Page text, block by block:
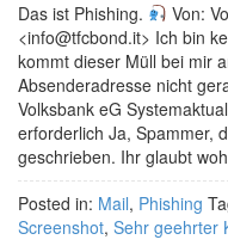
Das ist Phishing.
Von:
<info@tfcbond.it> Ich bin
kommt dieser Müll bei mir
Absenderadresse nicht
Volksbank eG
erforderlich Ja, Spammer,
geschrieben. Ihr glaubt
Posted in: Mail, Phishing
Screenshot, Sehr geehrter